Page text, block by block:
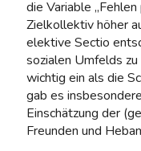
die Variable
Zielkollektiv höher
elektive Sectio
sozialen Umfelds
wichtig ein als die
gab es
Einschätzung der
Freunden und